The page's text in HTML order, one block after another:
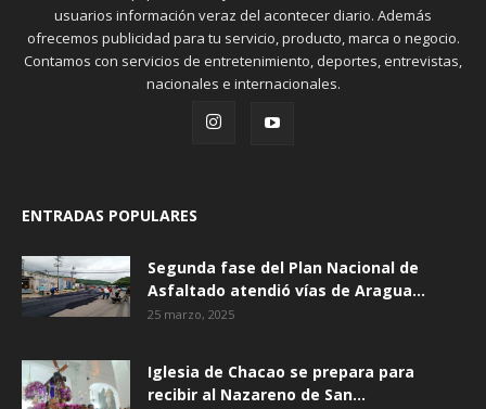
usuarios información veraz del acontecer diario. Además
ofrecemos publicidad para tu servicio, producto, marca o negocio.
Contamos con servicios de entretenimiento, deportes, entrevistas,
nacionales e internacionales.
ENTRADAS POPULARES
Segunda fase del Plan Nacional de
Asfaltado atendió vías de Aragua...
25 marzo, 2025
Iglesia de Chacao se prepara para
recibir al Nazareno de San...